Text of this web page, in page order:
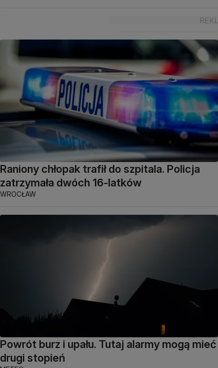
Raniony chłopak trafił do szpitala. Policja
zatrzymała dwóch 16-latków
WROCŁAW
Powrót burz i upału. Tutaj alarmy mogą mieć
drugi stopień